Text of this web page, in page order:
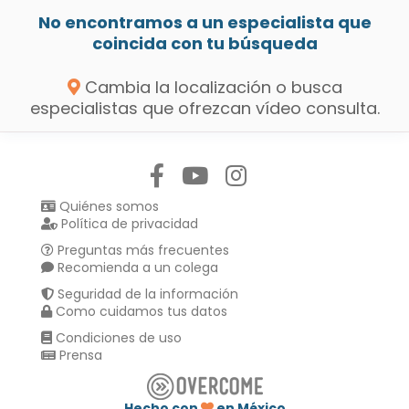
No encontramos a un especialista que
coincida con tu búsqueda
Cambia la localización o busca
especialistas que ofrezcan vídeo consulta.
Quiénes somos
Política de privacidad
Preguntas más frecuentes
Recomienda a un colega
Seguridad de la información
Como cuidamos tus datos
Condiciones de uso
Prensa